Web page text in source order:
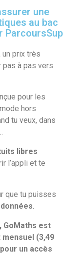
une
au bac
ParcoursSup
prix très
pas à pas vers
pour les
hors
tu veux, dans
libres
l’appli et te
que tu puisses
.
GoMaths est
(3,49
un accès